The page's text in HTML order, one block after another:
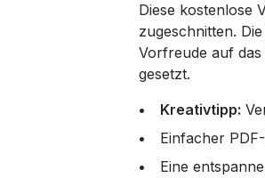
Diese kostenlose
zugeschnitten.
Vorfreude auf
gesetzt.
Kreativtipp:
Einfacher
Eine